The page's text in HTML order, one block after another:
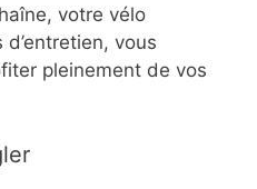
votre vélo
vous
pleinement de vos